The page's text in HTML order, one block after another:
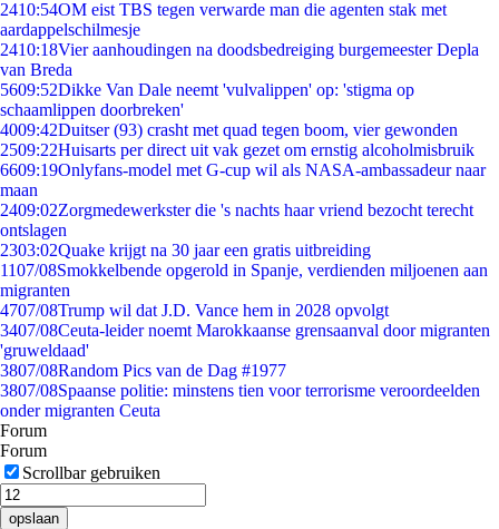
2410:54OM eist TBS tegen verwarde man die agenten stak met
aardappelschilmesje
2410:18Vier aanhoudingen na doodsbedreiging burgemeester Depla
van Breda
5609:52Dikke Van Dale neemt 'vulvalippen' op: 'stigma op
schaamlippen doorbreken'
4009:42Duitser (93) crasht met quad tegen boom, vier gewonden
2509:22Huisarts per direct uit vak gezet om ernstig alcoholmisbruik
6609:19Onlyfans-model met G-cup wil als NASA-ambassadeur naar
maan
2409:02Zorgmedewerkster die 's nachts haar vriend bezocht terecht
ontslagen
2303:02Quake krijgt na 30 jaar een gratis uitbreiding
1107/08Smokkelbende opgerold in Spanje, verdienden miljoenen aan
migranten
4707/08Trump wil dat J.D. Vance hem in 2028 opvolgt
3407/08Ceuta-leider noemt Marokkaanse grensaanval door migranten
'gruweldaad'
3807/08Random Pics van de Dag #1977
3807/08Spaanse politie: minstens tien voor terrorisme veroordeelden
onder migranten Ceuta
Forum
Forum
Scrollbar gebruiken
opslaan